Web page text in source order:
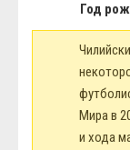
Год
Мира в
и хода